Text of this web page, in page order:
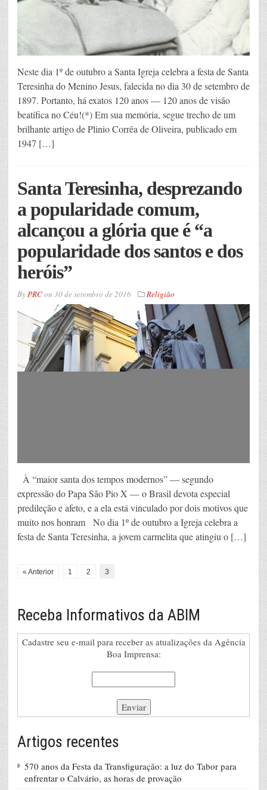
Neste dia 1º de outubro a Santa Igreja celebra a festa de Santa
Teresinha do Menino Jesus, falecida no dia 30 de setembro de
1897. Portanto, há exatos 120 anos — 120 anos de visão
beatífica no Céu!(*) Em sua memória, segue trecho de um
brilhante artigo de Plinio Corrêa de Oliveira, publicado em
1947 […]
Santa Teresinha, desprezando
a popularidade comum,
alcançou a glória que é “a
popularidade dos santos e dos
heróis”
ByPRCon 30 de setembro de 2016 Religião
À “maior santa dos tempos modernos” — segundo
expressão do Papa São Pio X — o Brasil devota especial
predileção e afeto, e a ela está vinculado por dois motivos que
muito nos honram No dia 1º de outubro a Igreja celebra a
festa de Santa Teresinha, a jovem carmelita que atingiu o […]
« Anterior 1 2 3
Receba Informativos da ABIM
Cadastre seu e-mail para receber as atualizações da Agência
Boa Imprensa:
Artigos recentes
570 anos da Festa da Transfiguração: a luz do Tabor para
enfrentar o Calvário, as horas de provação